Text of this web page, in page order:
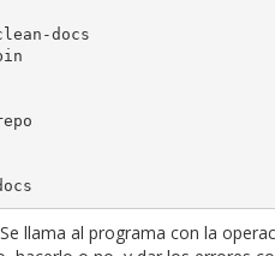
docs
llama al programa con la